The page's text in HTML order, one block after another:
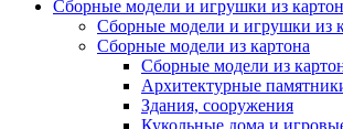
Сборные модели и игрушки из
Сборные модели и игрушки из
Сборные модели из картона
Сборные модели из
Архитектурные
Здания, сооружения
Кукольные дома и